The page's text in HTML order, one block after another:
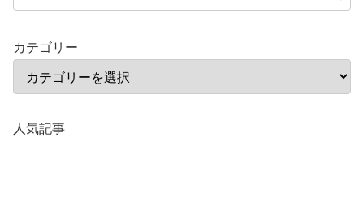
カテゴリー
人気記事